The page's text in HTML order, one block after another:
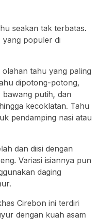
seakan tak terbatas.
populer di
olahan tahu yang paling
dipotong-potong,
bawang putih, dan
kecoklatan. Tahu
pendamping nasi atau
dan diisi dengan
Variasi isiannya pun
daging
Cirebon ini terdiri
dengan kuah asam